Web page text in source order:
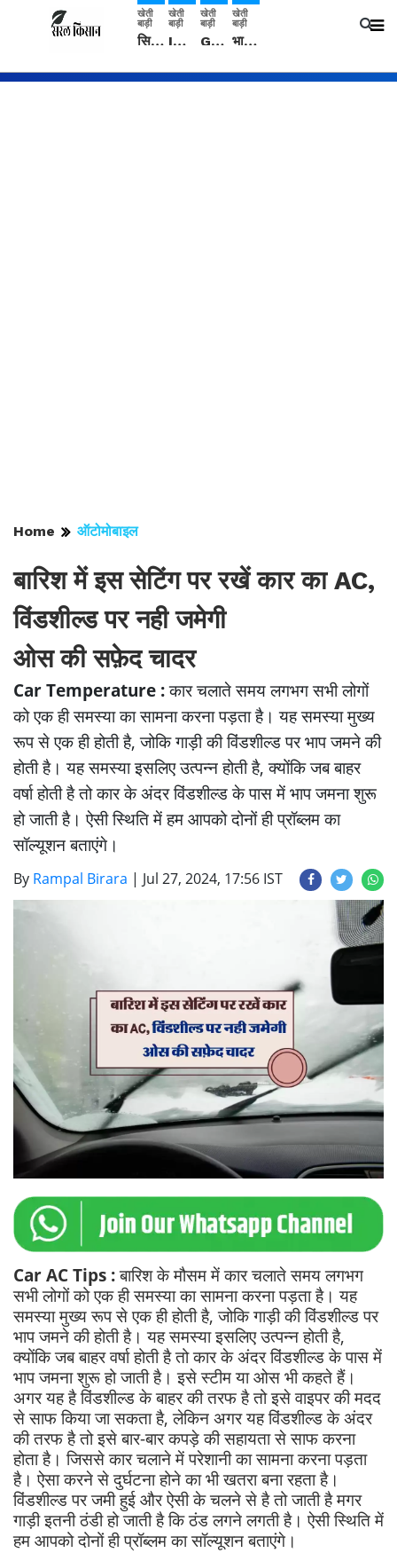
खेती
बाड़ी
सिरसा: कृषि विज्ञान केंद्र की बैठक में फसल बीमा विधि कारण व कृषि उद्यमिता बढ़ावा देने पर चर्चा
खेती
बाड़ी
IMD: राजस्थान में प्री-मानसून की सामान्य से 74% अधिक बारिश, दस्तक में देरी और मानसून कमजोर रहेगा
खेती
बाड़ी
Guar Ka Rate: ग्वार के भाव में हल्की बढ़ोतरी, बढ़ सकता है बुवाई का रकबा
खेती
बाड़ी
भारत में 29 मई से शुरु होगी प्री-मानसून बारिश, ECMWF विदेशी मौसम एजेंसी का पूर्वानुमान
Home ऑटोमोबाइल
बारिश में इस सेटिंग पर रखें कार का AC,
विंडशील्ड पर नही जमेगी
ओस की सफ़ेद चादर
Car Temperature :कार चलाते समय लगभग सभी लोगों
को एक ही समस्या का सामना करना पड़ता है। यह समस्या मुख्य
रूप से एक ही होती है, जोकि गाड़ी की विंडशील्ड पर भाप जमने की
होती है। यह समस्या इसलिए उत्पन्न होती है, क्योंकि जब बाहर
वर्षा होती है तो कार के अंदर विंडशील्ड के पास में भाप जमना शुरू
हो जाती है। ऐसी स्थिति में हम आपको दोनों ही प्रॉब्लम का
सॉल्यूशन बताएंगे।
By Rampal Birara | Jul 27, 2024, 17:56 IST
Car AC Tips :बारिश के मौसम में कार चलाते समय लगभग
सभी लोगों को एक ही समस्या का सामना करना पड़ता है। यह
समस्या मुख्य रूप से एक ही होती है, जोकि गाड़ी की विंडशील्ड पर
भाप जमने की होती है। यह समस्या इसलिए उत्पन्न होती है,
क्योंकि जब बाहर वर्षा होती है तो कार के अंदर विंडशील्ड के पास में
भाप जमना शुरू हो जाती है। इसे स्टीम या ओस भी कहते हैं।
अगर यह है विंडशील्ड के बाहर की तरफ है तो इसे वाइपर की मदद
से साफ किया जा सकता है, लेकिन अगर यह विंडशील्ड के अंदर
की तरफ है तो इसे बार-बार कपड़े की सहायता से साफ करना
होता है। जिससे कार चलाने में परेशानी का सामना करना पड़ता
है। ऐसा करने से दुर्घटना होने का भी खतरा बना रहता है।
विंडशील्ड पर जमी हुई और ऐसी के चलने से है तो जाती है मगर
गाड़ी इतनी ठंडी हो जाती है कि ठंड लगने लगती है। ऐसी स्थिति में
हम आपको दोनों ही प्रॉब्लम का सॉल्यूशन बताएंगे।